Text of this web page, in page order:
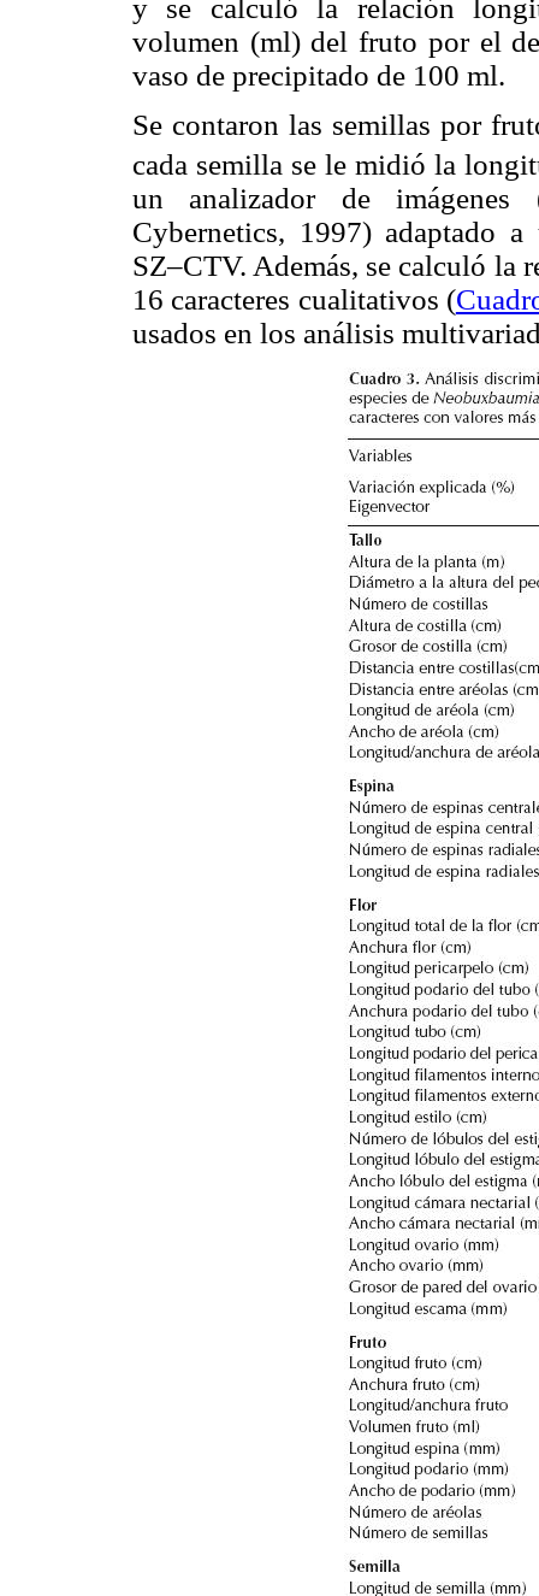
y se calculó la relación
volumen (ml) del fruto por el
vaso de precipitado de 100 ml.
Se contaron las semillas por
cada semilla se le midió la
un analizador de imágenes
Cybernetics, 1997) adaptado
SZ–CTV. Además, se calculó la
16 caracteres cualitativos (
usados en los análisis